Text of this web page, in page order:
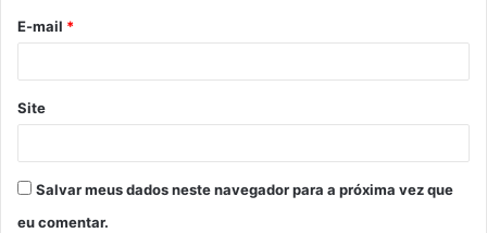
E-mail *
Site
Salvar meus dados neste navegador para a próxima vez que
eu comentar.